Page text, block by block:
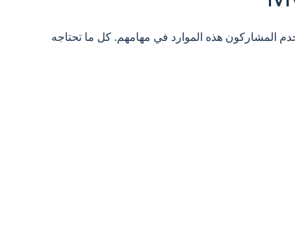
المشاركون هذه الموارد في مهامهم. كل ما تحتاجه